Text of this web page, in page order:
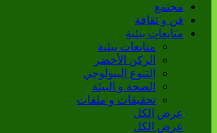
مجتمع
فن و ثقافة
متابعات بيئية
متابعات بيئية
الركن الأخضر
التنوع البيولوجي
الصحة و البيئة
تحقيقات و ملفات
عرض الكل
عرض الكل